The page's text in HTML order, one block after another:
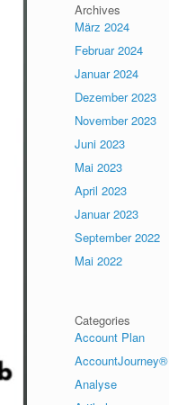
Archives
März 2024
Februar 2024
Januar 2024
Dezember 2023
November 2023
Juni 2023
Mai 2023
April 2023
Januar 2023
September 2022
Mai 2022
Categories
Account Plan
AccountJourney®
Analyse